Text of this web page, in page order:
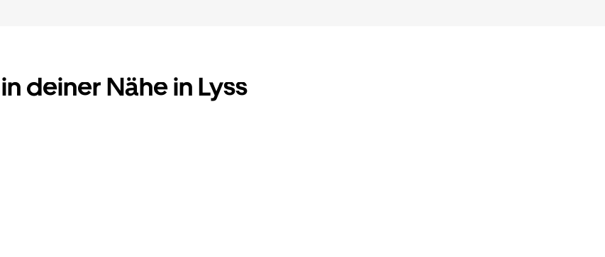
deiner Nähe in Lyss